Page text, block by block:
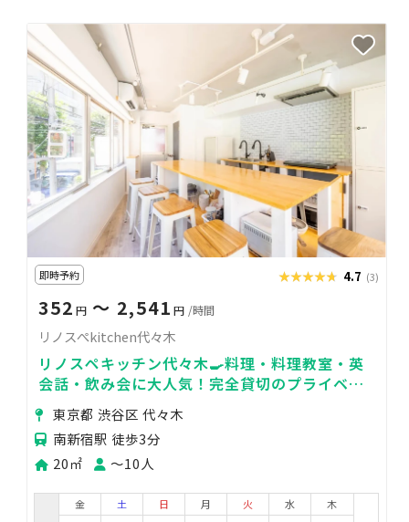
即時予約 ★★★★★
★★★★★ 4.7 (3)
352 円〜 2,541 円 /時間
リノスぺkitchen代々木
リノスペキッチン代々木🍳料理・料理教室・英
会話・飲み会に大人気！完全貸切のプライベー
トスペースで楽しもう◎
東京都 渋谷区 代々木
南新宿駅 徒歩3分
20㎡
〜10人
金
土
日
月
火
水
木